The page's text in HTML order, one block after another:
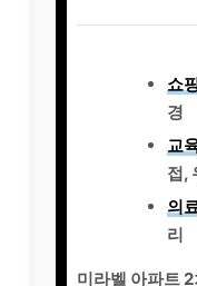
쇼
경
교
접,
의
리
미라벨 아파트